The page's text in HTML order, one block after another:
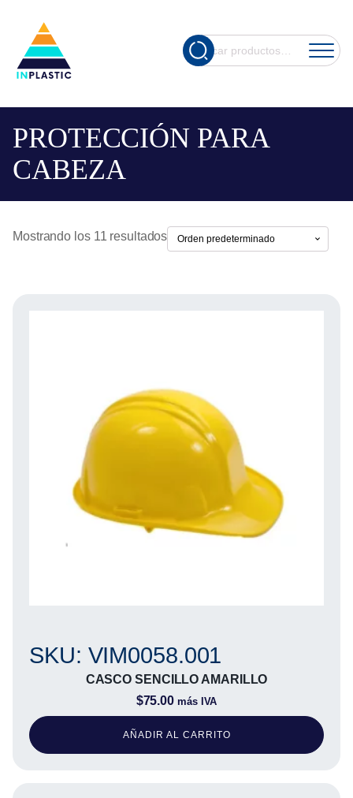
Buscar
por:
Cuando hay
PROTECCIÓN PARA
CABEZA
Mostrando los 11 resultados
SKU: VIM0058.001
CASCO SENCILLO AMARILLO
$75.00 más IVA
AÑADIR AL CARRITO